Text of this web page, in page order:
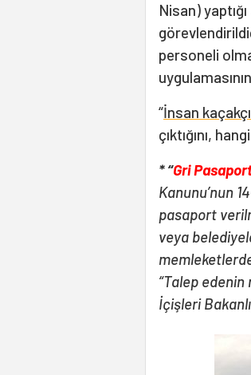
Nisan)
personeli
“İnsan
çıktığını,
* “Gri
Kanunu’nun
pasaport
veya
“Talep
İçişleri